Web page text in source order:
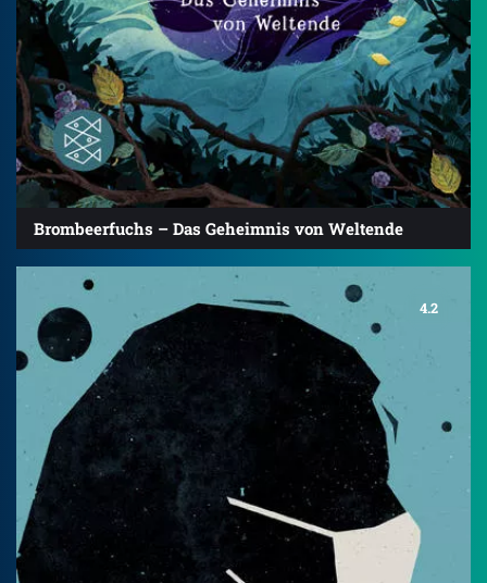
Brombeerfuchs – Das Geheimnis von Weltende
4.2